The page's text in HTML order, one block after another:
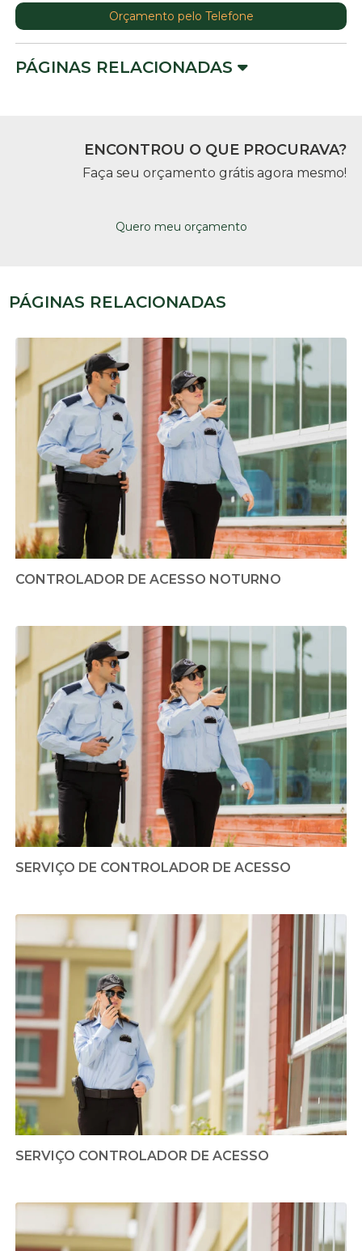
Orçamento pelo Telefone
PÁGINAS RELACIONADAS
ENCONTROU O QUE PROCURAVA?
Faça seu orçamento grátis agora mesmo!
Quero meu orçamento
PÁGINAS RELACIONADAS
CONTROLADOR DE ACESSO NOTURNO
SERVIÇO DE CONTROLADOR DE ACESSO
SERVIÇO CONTROLADOR DE ACESSO